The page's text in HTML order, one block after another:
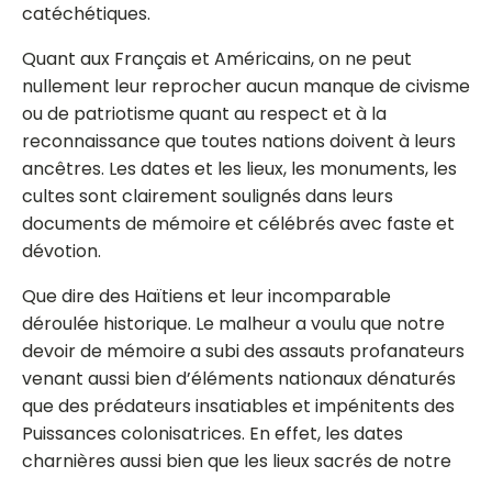
catéchétiques.
Quant aux Français et Américains, on ne peut
nullement leur reprocher aucun manque de civisme
ou de patriotisme quant au respect et à la
reconnaissance que toutes nations doivent à leurs
ancêtres. Les dates et les lieux, les monuments, les
cultes sont clairement soulignés dans leurs
documents de mémoire et célébrés avec faste et
dévotion.
Que dire des Haïtiens et leur incomparable
déroulée historique. Le malheur a voulu que notre
devoir de mémoire a subi des assauts profanateurs
venant aussi bien d’éléments nationaux dénaturés
que des prédateurs insatiables et impénitents des
Puissances colonisatrices. En effet, les dates
charnières aussi bien que les lieux sacrés de notre